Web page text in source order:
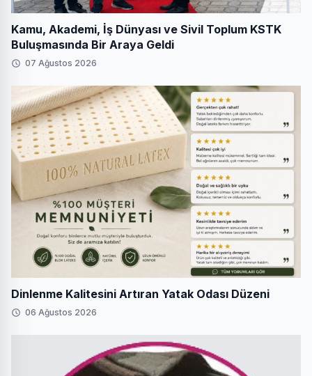
Kamu, Akademi, İş Dünyası ve Sivil Toplum KSTK
Buluşmasında Bir Araya Geldi
07 Ağustos 2026
Dinlenme Kalitesini Artıran Yatak Odası Düzeni
06 Ağustos 2026